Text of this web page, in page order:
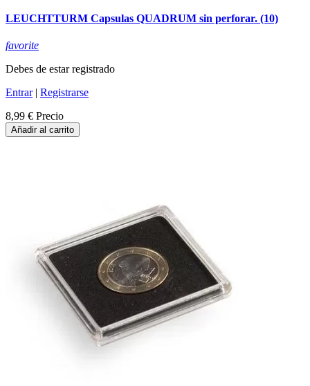
LEUCHTTURM Capsulas QUADRUM sin perforar. (10)
favorite
Debes de estar registrado
Entrar| Registrarse
8,99 € Precio
Añadir al carrito